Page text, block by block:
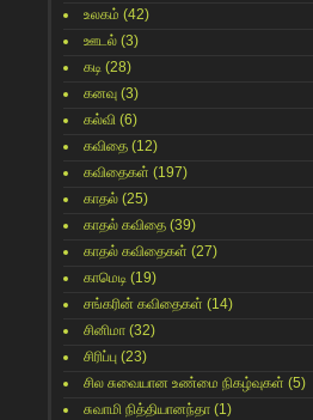
உலகம் (42)
ஊடல் (3)
கடி (28)
கனவு (3)
கல்வி (6)
கவிதை (12)
கவிதைகள் (197)
காதல் (25)
காதல் கவிதை (39)
காதல் கவிதைகள் (27)
காமெடி (19)
சங்கரின் கவிதைகள் (14)
சினிமா (32)
சிரிப்பு (23)
சில சுவையான உண்மை நிகழ்வுகள் (5)
சுவாமி நித்தியானந்தா (1)